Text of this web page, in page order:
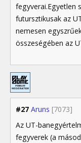
fegyverai.Egyetlen
futursztikusak az
nemesen
összeségében az
#27 Aruns [7073]
Az UT-
fegyverek (a